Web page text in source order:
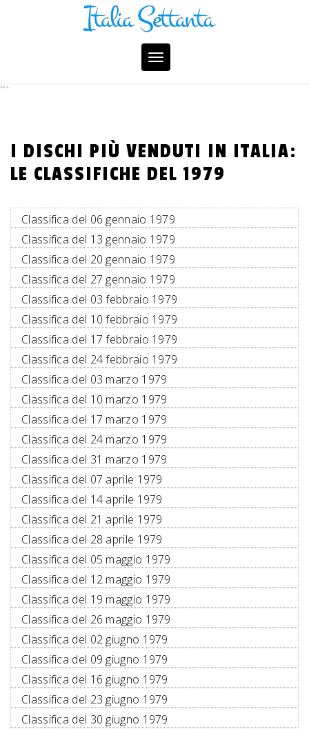
Toggle
navigation
```
I DISCHI PIÙ VENDUTI IN ITALIA:
LE CLASSIFICHE DEL 1979
Classifica del 06 gennaio 1979
Classifica del 13 gennaio 1979
Classifica del 20 gennaio 1979
Classifica del 27 gennaio 1979
Classifica del 03 febbraio 1979
Classifica del 10 febbraio 1979
Classifica del 17 febbraio 1979
Classifica del 24 febbraio 1979
Classifica del 03 marzo 1979
Classifica del 10 marzo 1979
Classifica del 17 marzo 1979
Classifica del 24 marzo 1979
Classifica del 31 marzo 1979
Classifica del 07 aprile 1979
Classifica del 14 aprile 1979
Classifica del 21 aprile 1979
Classifica del 28 aprile 1979
Classifica del 05 maggio 1979
Classifica del 12 maggio 1979
Classifica del 19 maggio 1979
Classifica del 26 maggio 1979
Classifica del 02 giugno 1979
Classifica del 09 giugno 1979
Classifica del 16 giugno 1979
Classifica del 23 giugno 1979
Classifica del 30 giugno 1979